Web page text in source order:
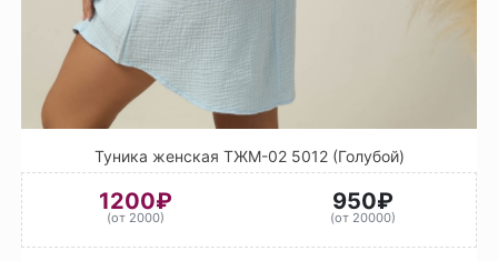
Туника женская ТЖМ-02 5012 (Голубой)
1200₽
(от 2000)
950₽
(от 20000)